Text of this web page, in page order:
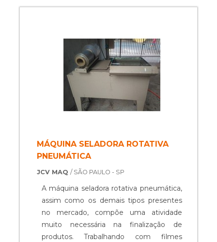
MÁQUINA SELADORA ROTATIVA
PNEUMÁTICA
JCV MAQ / SÃO PAULO - SP
A máquina seladora rotativa pneumática,
assim como os demais tipos presentes
no mercado, compõe uma atividade
muito necessária na finalização de
produtos. Trabalhando com filmes